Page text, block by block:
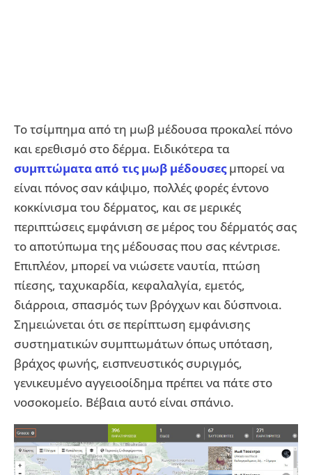
Το τσίμπημα από τη μωβ μέδουσα προκαλεί πόνο
και ερεθισμό στο δέρμα. Ειδικότερα τα
συμπτώματα από τις μωβ μέδουσεςμπορεί να
είναι πόνος σαν κάψιμο, πολλές φορές έντονο
κοκκίνισμα του δέρματος, και σε μερικές
περιπτώσεις εμφάνιση σε μέρος του δέρματός σας
το αποτύπωμα της μέδουσας που σας κέντρισε.
Επιπλέον, μπορεί να νιώσετε ναυτία, πτώση
πίεσης, ταχυκαρδία, κεφαλαλγία, εμετός,
διάρροια, σπασμός των βρόγχων και δύσπνοια.
Σημειώνεται ότι σε περίπτωση εμφάνισης
συστηματικών συμπτωμάτων όπως υπόταση,
βράχος φωνής, εισπνευστικός συριγμός,
γενικευμένο αγγειοοίδημα πρέπει να πάτε στο
νοσοκομείο. Βέβαια αυτό είναι σπάνιο.